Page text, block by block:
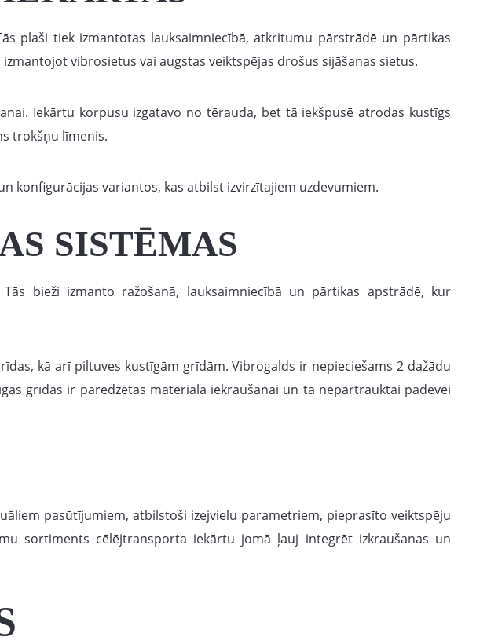
plaši tiek izmantotas lauksaimniecībā, atkritumu pārstrādē un pārtikas
vibrosietus vai augstas veiktspējas drošus sijāšanas sietus.
Iekārtu korpusu izgatavo no tērauda, bet tā iekšpusē atrodas kustīgs
trokšņu līmenis.
konfigurācijas variantos, kas atbilst izvirzītajiem uzdevumiem.
SISTĒMAS
bieži izmanto ražošanā, lauksaimniecībā un pārtikas apstrādē, kur
kā arī piltuves kustīgām grīdām. Vibrogalds ir nepieciešams 2 dažādu
grīdas ir paredzētas materiāla iekraušanai un tā nepārtrauktai padevei
pasūtījumiem, atbilstoši izejvielu parametriem, pieprasīto veiktspēju
sortiments cēlējtransporta iekārtu jomā ļauj integrēt izkraušanas un